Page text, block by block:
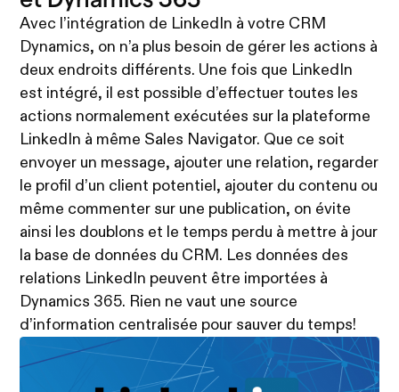
Avec l’intégration de LinkedIn à votre CRM
Dynamics, on n’a plus besoin de gérer les actions à
deux endroits différents. Une fois que LinkedIn
est intégré, il est possible d’effectuer toutes les
actions normalement exécutées sur la plateforme
LinkedIn à même Sales Navigator. Que ce soit
envoyer un message, ajouter une relation, regarder
le profil d’un client potentiel, ajouter du contenu ou
même commenter sur une publication, on évite
ainsi les doublons et le temps perdu à mettre à jour
la base de données du CRM. Les données des
relations LinkedIn peuvent être importées à
Dynamics 365. Rien ne vaut une source
d’information centralisée pour sauver du temps!